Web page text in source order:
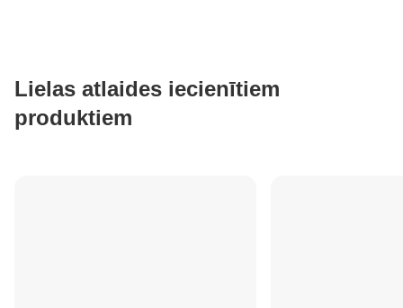
Lielas atlaides iecienītiem
produktiem